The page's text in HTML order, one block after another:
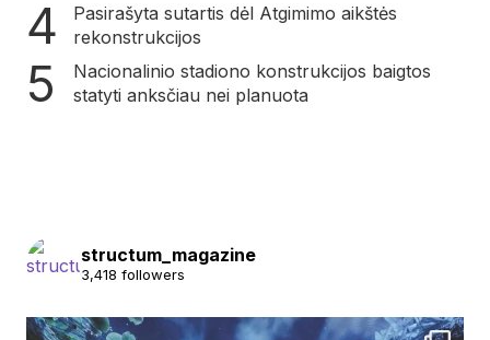
Pasirašyta sutartis dėl Atgimimo aikštės
rekonstrukcijos
Nacionalinio stadiono konstrukcijos baigtos
statyti anksčiau nei planuota
structum_magazine
3,418 followers